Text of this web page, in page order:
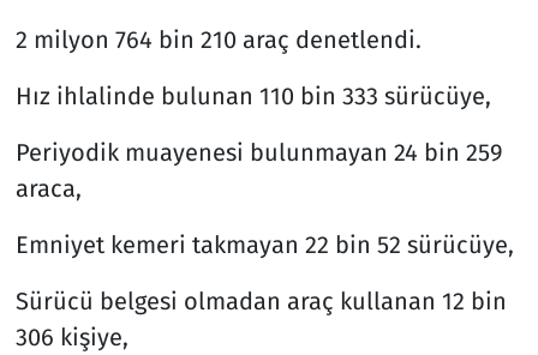
2 milyon 764 bin 210 araç denetlendi.
Hız ihlalinde bulunan 110 bin 333 sürücüye,
Periyodik muayenesi bulunmayan 24 bin 259
araca,
Emniyet kemeri takmayan 22 bin 52 sürücüye,
Sürücü belgesi olmadan araç kullanan 12 bin
306 kişiye,